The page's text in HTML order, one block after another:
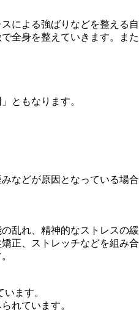
による強ばりなどを整え
全身を整えていきます。ま
ともなります。
などが原因となっている場
乱れ、精神的なストレスの
正、ストレッチなどを組
ます。
れています。